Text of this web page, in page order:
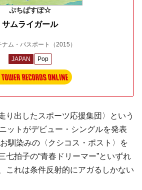
ぷちぱすぽ☆
サムライガール
ナム・パスポート （2015）
JAPAN Pop
り出したスポーツ応援集団〉という
ットがデビュー・シングルを発表
馴染みの〈クシコス・ポスト〉を
七拍子の“青春ドリーマー”といずれ
これは条件反射的にアガるしかない